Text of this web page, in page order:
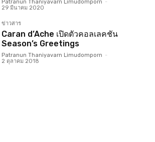
Patranun Thaniyavarn Limudomporn -
29 มีนาคม 2020
ข่าวสาร
Caran d’Ache เปิดตัวคอลเลคชัน
Season’s Greetings
Patranun Thaniyavarn Limudomporn -
2 ตุลาคม 2018